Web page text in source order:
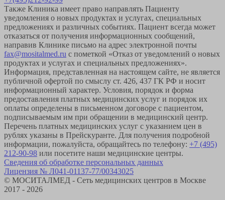
Также Клиника имеет право направлять Пациенту
уведомления о новых продуктах и услугах, специальных
предложениях и различных событиях. Пациент всегда может
отказаться от получения информационных сообщений,
направив Клинике письмо на адрес электронной почты
fax@mositalmed.ru с пометкой «Отказ от уведомлений о новых
продуктах и услугах и специальных предложениях».
Информация, представленная на настоящем сайте, не является
публичной офертой по смыслу ст. 426, 437 ГК РФ и носит
информационный характер. Условия, порядок и форма
предоставления платных медицинских услуг и порядок их
оплаты определены в письменном договоре с пациентом,
подписываемым им при обращении в медицинский центр.
Перечень платных медицинских услуг с указанием цен в
рублях указаны в Прейскуранте. Для получения подробной
информации, пожалуйста, обращайтесь по телефону: +7 (495)
212-90-98 или посетите наши медицинские центры.
Сведения об обработке персональных данных
Лицензия № Л041-01137-77/00343025
© МОСИТАЛМЕД - Сеть медицинских центров в Москве
2017 - 2026